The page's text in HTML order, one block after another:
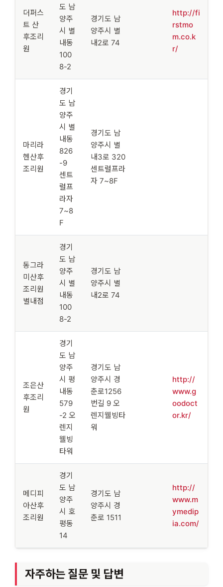
더퍼스
트 산
후조리
원
도 남
양주
시 별
내동
100
8-2
경기도 남
양주시 별
내2로 74
http://fi
rstmo
m.co.k
r/
마리라
헨산후
조리원
경기
도 남
양주
시 별
내동
826
-9
센트
럴프
라자
7~8
F
경기도 남
양주시 별
내3로 320
센트럴프라
자 7~8F
동그라
미산후
조리원
별내점
경기
도 남
양주
시 별
내동
100
8-2
경기도 남
양주시 별
내2로 74
조은산
후조리
원
경기
도 남
양주
시 평
내동
579
-2 오
렌지
웰빙
타워
경기도 남
양주시 경
춘로1256
번길 9 오
렌지웰빙타
워
http://
www.g
oodoct
or.kr/
메디피
아산후
조리원
경기
도 남
양주
시 호
평동
14
경기도 남
양주시 경
춘로 1511
http://
www.m
ymedip
ia.com/
자주하는 질문 및 답변